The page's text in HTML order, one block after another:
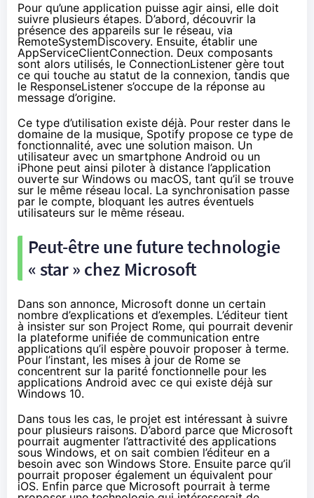
Pour qu’une application puisse agir ainsi, elle doit
suivre plusieurs étapes. D’abord, découvrir la
présence des appareils sur le réseau, via
RemoteSystemDiscovery. Ensuite, établir une
AppServiceClientConnection. Deux composants
sont alors utilisés, le ConnectionListener gère tout
ce qui touche au statut de la connexion, tandis que
le ResponseListener s’occupe de la réponse au
message d’origine.
Ce type d’utilisation existe déjà. Pour rester dans le
domaine de la musique, Spotify propose ce type de
fonctionnalité, avec une solution maison. Un
utilisateur avec un smartphone Android ou un
iPhone peut ainsi piloter à distance l’application
ouverte sur Windows ou macOS, tant qu’il se trouve
sur le même réseau local. La synchronisation passe
par le compte, bloquant les autres éventuels
utilisateurs sur le même réseau.
Peut-être une future technologie
« star » chez Microsoft
Dans son annonce, Microsoft donne un certain
nombre d’explications et d’exemples. L’éditeur tient
à insister sur son Project Rome, qui pourrait devenir
la plateforme unifiée de communication entre
applications qu’il espère pouvoir proposer à terme.
Pour l’instant, les mises à jour de Rome se
concentrent sur la parité fonctionnelle pour les
applications Android avec ce qui existe déjà sur
Windows 10.
Dans tous les cas, le projet est intéressant à suivre
pour plusieurs raisons. D’abord parce que Microsoft
pourrait augmenter l’attractivité des applications
sous Windows, et on sait combien l’éditeur en a
besoin avec son Windows Store. Ensuite parce qu’il
pourrait proposer également un équivalent pour
iOS. Enfin parce que Microsoft pourrait à terme